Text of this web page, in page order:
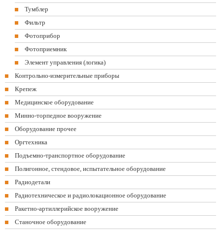
Тумблер
Фильтр
Фотоприбор
Фотоприемник
Элемент управления (логика)
Контрольно-измерительные приборы
Крепеж
Медицинское оборудование
Минно-торпедное вооружение
Оборудование прочее
Оргтехника
Подъемно-транспортное оборудование
Полигонное, стендовое, испытательное оборудование
Радиодетали
Радиотехническое и радиолокационное оборудование
Ракетно-артиллерийское вооружение
Станочное оборудование